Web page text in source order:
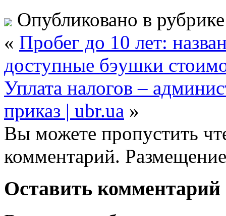
Опубликовано в
« Пробег до 10 лет:
доступные бэушки
Уплата налогов –
приказ | ubr.ua »
Вы можете пропустить
комментарий.
Оставить комментарий